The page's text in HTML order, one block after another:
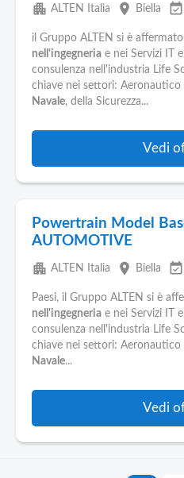
apartment ALTEN Italia place Biella event_available
il Gruppo ALTEN si è
nell'ingegneria e nei Servizi IT
consulenza nell'industria Life
chiave nei settori: Aeronautico
Navale, della Sicurezza...
Vedi
Powertrain Model
AUTOMOTIVE
apartment ALTEN Italia place Biella event_available
Paesi, il Gruppo ALTEN si è
nell'ingegneria e nei Servizi IT
consulenza nell'industria Life
chiave nei settori: Aeronautico
Navale...
Vedi